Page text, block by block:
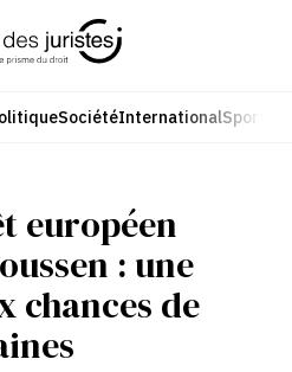
SociétéInternationalSport
européen
: une
chances de